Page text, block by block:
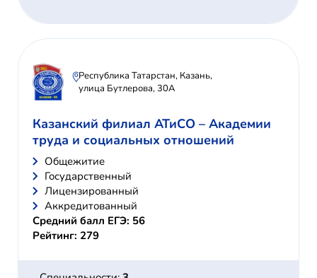
Республика Татарстан, Казань,
улица Бутлерова, 30А
Казанский филиал АТиСО – Академии
труда и социальных отношений
Общежитие
Государственный
Лицензированный
Аккредитованный
Средний балл ЕГЭ: 56
Рейтинг: 279